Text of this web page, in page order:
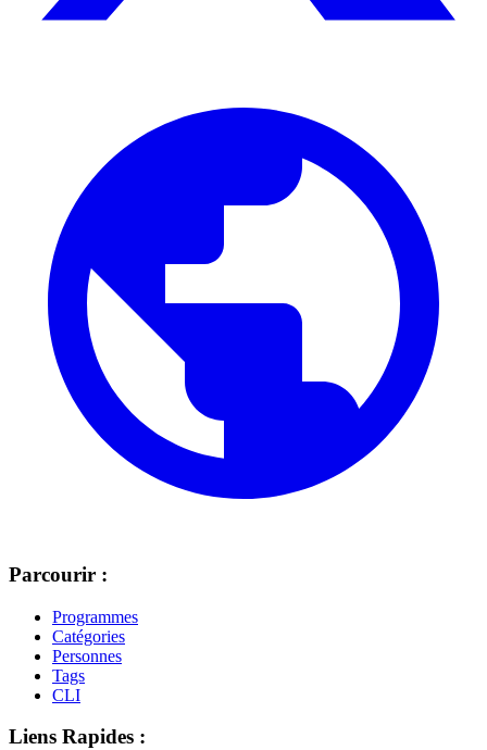
Parcourir :
Programmes
Catégories
Personnes
Tags
CLI
Liens Rapides :